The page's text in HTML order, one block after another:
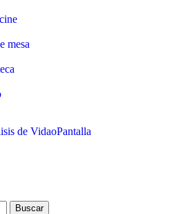
mesa
de VidaoPantalla
Buscar